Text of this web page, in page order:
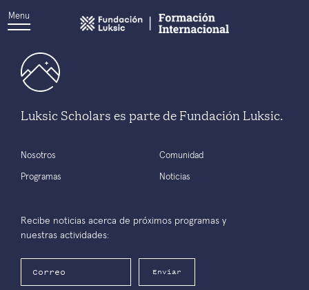
Menu
Luksic Scholars es parte de Fundación Luksic.
Nosotros
Programas
Comunidad
Noticias
Recibe noticias acerca de próximos programas y
nuestras actividades:
Enviar